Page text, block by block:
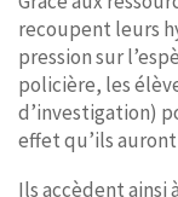
recoupent leurs
pression sur
policière, les
d’investigation)
effet qu’ils
Ils accèdent ainsi